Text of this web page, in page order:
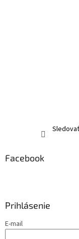
Facebook
Prihlásenie
E-mail